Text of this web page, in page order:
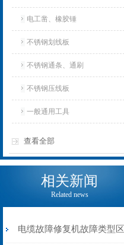
电工凿、橡胶锤
不锈钢划线板
不锈钢通条、通刷
不锈钢压线板
一般通用工具
查看全部
相关新闻
Related news
电缆故障修复机故障类型区